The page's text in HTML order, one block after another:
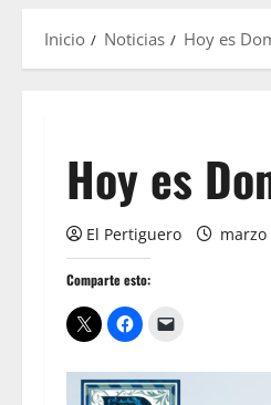
Inicio Noticias Hoy es
Hoy es
El Pertiguero marzo
Comparte esto: